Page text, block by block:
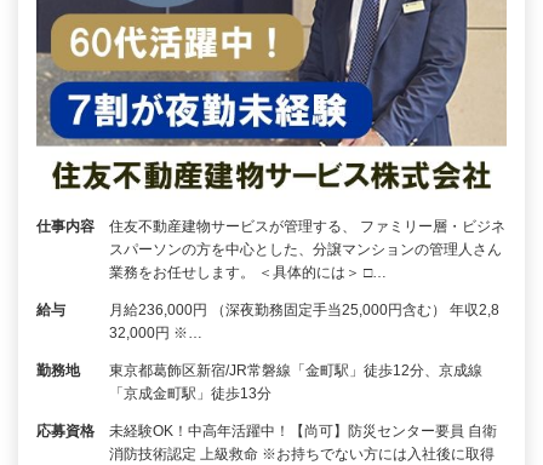
仕事内容
住友不動産建物サービスが管理する、 ファミリー層・ビジネ
スパーソンの方を中心とした、分譲マンションの管理人さん
業務をお任せします。 ＜具体的には＞ □…
給与
月給236,000円 （深夜勤務固定手当25,000円含む） 年収2,8
32,000円 ※…
勤務地
東京都葛飾区新宿/JR常磐線「金町駅」徒歩12分、京成線
「京成金町駅」徒歩13分
応募資格
未経験OK！中高年活躍中！【尚可】防災センター要員 自衛
消防技術認定 上級救命 ※お持ちでない方には入社後に取得